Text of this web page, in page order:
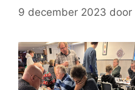
9 december 2023 door